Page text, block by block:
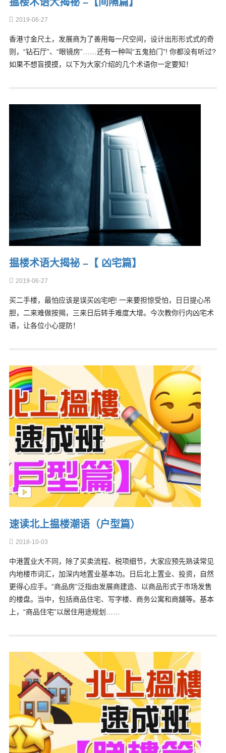
2019-06-27
香港寸金尺土，发展商为了善用每一尺空间，设计出形形式式的奇
则，“钻石厅”、“眼镜房”……还有一种叫“五鬼拍门”! 你都没有听过?
如果不想盲摸摸，以下为大家介绍的几个术语你一定要知！
揾楼术语大揭祕 –【 凶宅篇】
2019-06-27
买二手楼，最怕应该是误买凶宅吧! 一来要担惊受怕，日日提心吊
胆，二来难做按揭，三来日后转手难度大增。今次教你行内凶宅术
语，让各位小心提防！
速读北上揾楼潮语（户型篇）
2018-10-03
中港置业大不同，除了买卖流程、税项细节，大家应预先熟读常见
内地楼市词汇，加深内地置业基本功。日后北上置业、投资，自然
更得心应手。“商品房”泛指由发展商建造、以商品形式于巿场发售
的楼盘。当中，包括商品住宅、写字楼、商务公寓和商舖等。基本
上，“商品住宅”以居住用途规划……